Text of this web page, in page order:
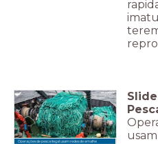
Operações de pesca ilegal usam redes de emalhe
Slide